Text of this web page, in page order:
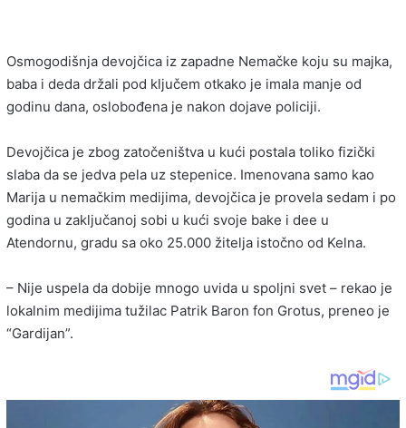
Osmogodišnja devojčica iz zapadne Nemačke koju su majka,
baba i deda držali pod ključem otkako je imala manje od
godinu dana, oslobođena je nakon dojave policiji.
Devojčica je zbog zatočeništva u kući postala toliko fizički
slaba da se jedva pela uz stepenice. Imenovana samo kao
Marija u nemačkim medijima, devojčica je provela sedam i po
godina u zaključanoj sobi u kući svoje bake i dee u
Atendornu, gradu sa oko 25.000 žitelja istočno od Kelna.
– Nije uspela da dobije mnogo uvida u spoljni svet – rekao je
lokalnim medijima tužilac Patrik Baron fon Grotus, preneo je
“Gardijan”.